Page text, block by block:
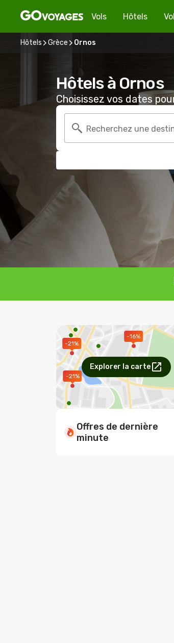
Vols Hôtels
Hôtels Grèce Ornos
Hôtels à Ornos
Choisissez vos dates
-21%
-21%
-16%
Explorer la carte
Offres de dernière
minute